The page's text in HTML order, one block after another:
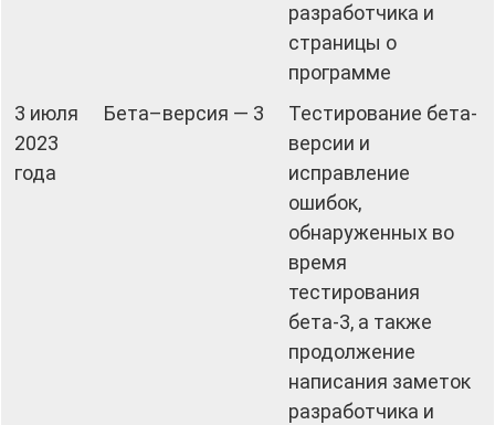
разработчика и
страницы о
программе
3 июля
2023
года
Бета–версия — 3
Тестирование бета-
версии и
исправление
ошибок,
обнаруженных во
время
тестирования
бета-3, а также
продолжение
написания заметок
разработчика и